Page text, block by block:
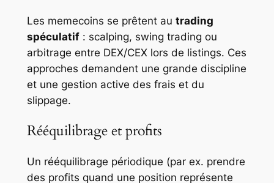
Les memecoins se prêtent au trading
spéculatif: scalping, swing trading ou
arbitrage entre DEX/CEX lors de listings. Ces
approches demandent une grande discipline
et une gestion active des frais et du
slippage.
Rééquilibrage et profits
Un rééquilibrage périodique (par ex. prendre
des profits quand une position représente